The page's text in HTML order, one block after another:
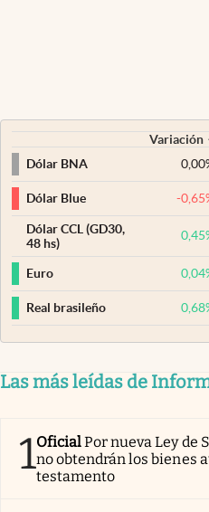
Variación
Dólar BNA
0,00
Dólar Blue -0,65
Dólar CCL (GD30,
48 hs)
0,45
Euro 0,04
Real brasileño 0,68
Las más leídas de
1OficialPor nueva Ley de
no obtendrán los bienes
testamento